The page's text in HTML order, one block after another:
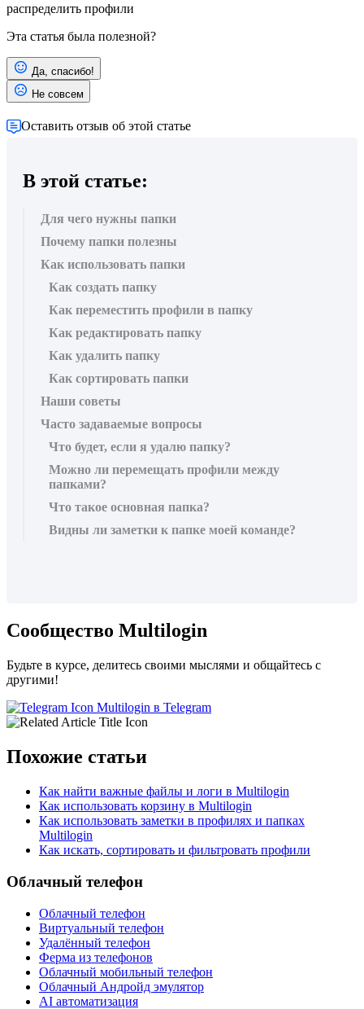
распределить профили
Эта статья была полезной?
Да, спасибо!
Не совсем
Оставить отзыв об этой статье
В этой статье:
Для чего нужны папки
Почему папки полезны
Как использовать папки
Как создать папку
Как переместить профили в папку
Как редактировать папку
Как удалить папку
Как сортировать папки
Наши советы
Часто задаваемые вопросы
Что будет, если я удалю папку?
Можно ли перемещать профили между
папками?
Что такое основная папка?
Видны ли заметки к папке моей команде?
Сообщество Multilogin
Будьте в курсе, делитесь своими мыслями и общайтесь с
другими!
Multilogin в Telegram
Похожие статьи
Как найти важные файлы и логи в Multilogin
Как использовать корзину в Multilogin
Как использовать заметки в профилях и папках
Multilogin
Как искать, сортировать и фильтровать профили
Облачный телефон
Облачный телефон
Виртуальный телефон
Удалённый телефон
Ферма из телефонов
Облачный мобильный телефон
Облачный Андройд эмулятор
AI автоматизация